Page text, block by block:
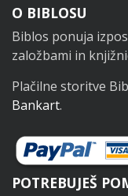
Noga
O BIBLOSU
Biblos ponuja
založbami in
Plačilne storitve
Bankart.
POTREBUJEŠ